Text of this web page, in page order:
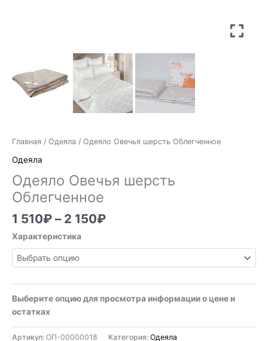
Главная / Одеяла / Одеяло Овечья шерсть Облегченное
Одеяла
Одеяло Овечья шерсть
Облегченное
1 510₽ – 2 150₽
Характеристика
Выберите опцию для просмотра информации о цене и
остатках
Артикул: ОП-00000018 Категория: Одеяла